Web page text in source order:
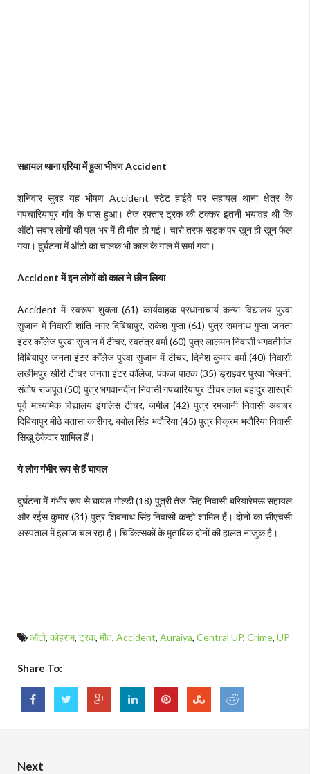
सहायल थाना एरिया में हुआ भीषण Accident
शनिवार सुबह यह भीषण Accident स्टेट हाईवे पर सहायल थाना क्षेत्र के
गपचारियापुर गांव के पास हुआ। तेज रफ्तार ट्रक की टक्कर इतनी भयावह थी कि
ऑटो सवार लोगों की पल भर में ही मौत हो गई। चारो तरफ सड़क पर खून ही खून फैल
गया। दुर्घटना में ऑटो का चालक भी काल के गाल में समां गया।
Accident में इन लोगों को काल ने छीन लिया
Accident में स्वरूपा शुक्ला (61) कार्यवाहक प्रधानाचार्य कन्या विद्यालय पुरवा
सुजान में निवासी शांति नगर दिबियापुर, राकेश गुप्ता (61) पुत्र रामनाथ गुप्ता जनता
इंटर कॉलेज पुरवा सुजान में टीचर, स्वतंत्र वर्मा (60) पुत्र लालमन निवासी भगवतीगंज
दिबियापुर जनता इंटर कॉलेज पुरवा सुजान में टीचर, दिनेश कुमार वर्मा (40) निवासी
लखीमपुर खीरी टीचर जनता इंटर कॉलेज, पंकज पाठक (35) ड्राइवर पुरवा भिखनी,
संतोष राजपूत (50) पुत्र भगवानदीन निवासी गपचारियापुर टीचर लाल बहादुर शास्त्री
पूर्व माध्यमिक विद्यालय इंगलिस टीचर, जमील (42) पुत्र रमजानी निवासी अबाबर
दिबियापुर मीठे बतासा कारीगर, बबोल सिंह भदौरिया (45) पुत्र विक्रम भदौरिया निवासी
सिखू ठेकेदार शामिल हैं।
ये लोग गंभीर रूप से हैं घायल
दुर्घटना में गंभीर रूप से घायल गोल्डी (18) पुत्री तेज सिंह निवासी बरियारेमऊ सहायल
और रईस कुमार (31) पुत्र शिवनाथ सिंह निवासी कन्हो शामिल हैं। दोनों का सीएचसी
अस्पताल में इलाज चल रहा है। चिकित्सकों के मुताबिक दोनों की हालत नाजुक है।
ऑटो, कोहराम, ट्रक, मौत, Accident, Auraiya, Central UP, Crime, UP
Share To:
Next